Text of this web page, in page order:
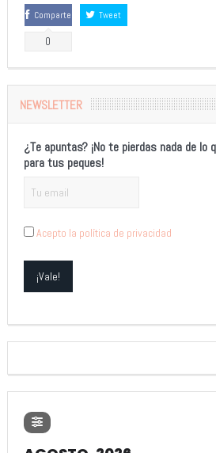
Comparte
0
Tweet
NEWSLETTER
¿Te apuntas? ¡No te pierdas nada de lo
para tus peques!
Acepto la política de privacidad